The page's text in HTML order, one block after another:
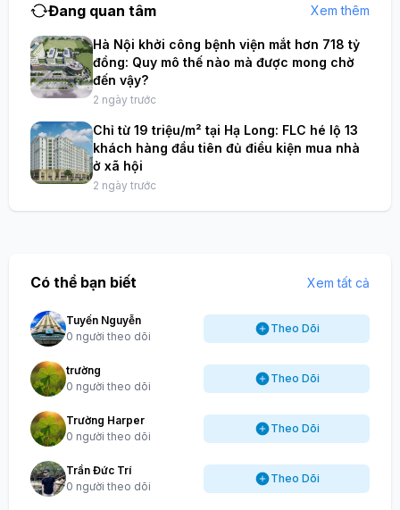
Đang quan tâm Xem thêm
Hà Nội khởi công bệnh viện mắt hơn 718 tỷ
đồng: Quy mô thế nào mà được mong chờ
đến vậy?
2 ngày trước
Chỉ từ 19 triệu/m² tại Hạ Long: FLC hé lộ 13
khách hàng đầu tiên đủ điều kiện mua nhà
ở xã hội
2 ngày trước
Có thể bạn biết Xem tất cả
Tuyến Nguyễn
0 người theo dõi
Theo Dõi
trường
0 người theo dõi
Theo Dõi
Trường Harper
0 người theo dõi
Theo Dõi
Trần Đức Trí
0 người theo dõi
Theo Dõi